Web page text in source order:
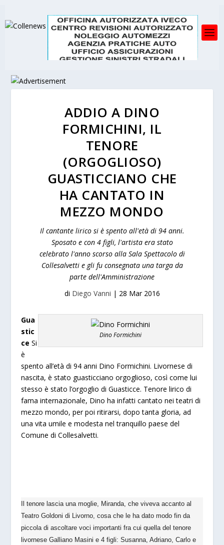
ADDIO A DINO
FORMICHINI, IL
TENORE
(ORGOGLIOSO)
GUASTICCIANO CHE
HA CANTATO IN
MEZZO MONDO
Il cantante lirico si è spento all'età di 94 anni.
Sposato e con 4 figli, l'artista era stato
celebrato l'anno scorso alla Sala Spettacolo di
Collesalvetti e gli fu consegnata una targa da
parte dell'Amministrazione
di Diego Vanni | 28 Mar 2016
Dino Formichini
Gua
stic
ceSi
è
spento all’età di 94 anni Dino Formichini. Livornese di
nascita, è stato guasticciano orgoglioso, così come lui
stesso è stato l’orgoglio di Guasticce. Tenore lirico di
fama internazionale, Dino ha infatti cantato nei teatri di
mezzo mondo, per poi ritirarsi, dopo tanta gloria, ad
una vita umile e modesta nel tranquillo paese del
Comune di Collesalvetti.
Il tenore lascia una moglie, Miranda, che viveva accanto al
Teatro Goldoni di Livorno, cosa che le ha dato modo fin da
piccola di ascoltare voci importanti fra cui quella del tenore
livornese Galliano Masini e 4 figli: Susanna, Adriano, Carlo e